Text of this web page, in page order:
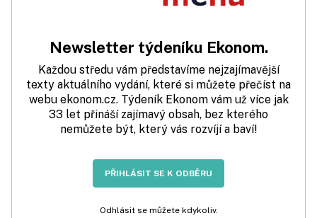
Newsletter týdeníku Ekonom.
Každou středu vám představíme nejzajímavější
texty aktuálního vydání, které si můžete přečíst na
webu ekonom.cz. Týdeník Ekonom vám už více jak
33 let přináší zajímavý obsah, bez kterého
nemůžete být, který vás rozvíjí a baví!
PŘIHLÁSIT SE K ODBĚRU
Odhlásit se můžete kdykoliv.